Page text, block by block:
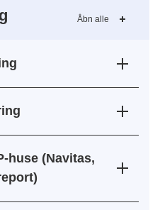
Åbn alle
huse (Navitas,